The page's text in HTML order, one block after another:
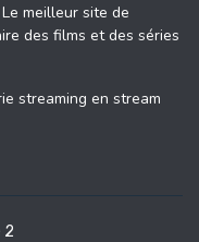
meilleur site de
des films et des séries
streaming en stream
2